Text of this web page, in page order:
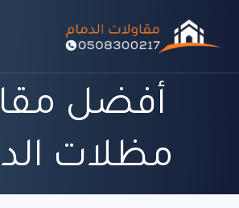
أفضل
مظلات